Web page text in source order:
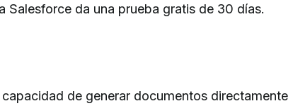
Salesforce da una prueba gratis de 30 días.
de generar documentos directamente